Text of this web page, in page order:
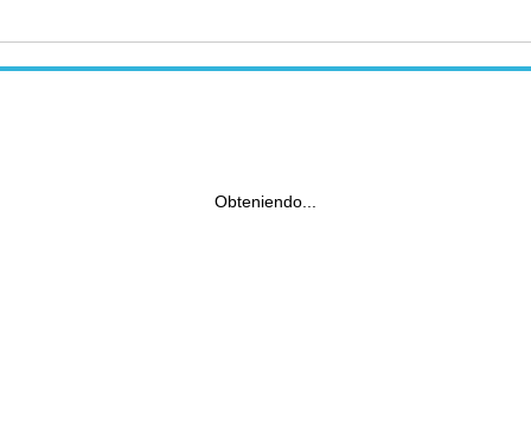
Obteniendo...